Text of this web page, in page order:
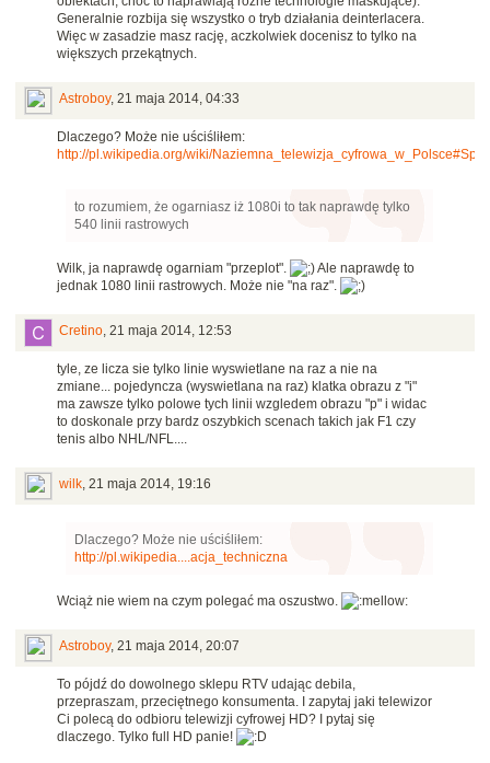
Generalnie rozbija się wszystko o tryb działania deinterlacera.
Więc w zasadzie masz rację, aczkolwiek docenisz to tylko na
większych przekątnych.
Astroboy, 21 maja 2014, 04:33
Dlaczego? Może nie uściśliłem:
http://pl.wikipedia.org/wiki/
to rozumiem, że ogarniasz iż 1080i to tak naprawdę tylko
540 linii rastrowych
Wilk, ja naprawdę ogarniam "przeplot".
Ale naprawdę to
jednak 1080 linii rastrowych. Może nie "na raz".
Cretino, 21 maja 2014, 12:53
tyle, ze licza sie tylko linie wyswietlane na raz a nie na
zmiane... pojedyncza (wyswietlana na raz) klatka obrazu z "i"
ma zawsze tylko polowe tych linii wzgledem obrazu "p" i widac
to doskonale przy bardz oszybkich scenach takich jak F1 czy
tenis albo NHL/NFL....
wilk, 21 maja 2014, 19:16
Dlaczego? Może nie uściśliłem:
http://pl.wikipedia....acja_techniczna
Wciąż nie wiem na czym polegać ma oszustwo.
Astroboy, 21 maja 2014, 20:07
To pójdź do dowolnego sklepu RTV udając debila,
przepraszam, przeciętnego konsumenta. I zapytaj jaki telewizor
Ci polecą do odbioru telewizji cyfrowej HD? I pytaj się
dlaczego. Tylko full HD panie!